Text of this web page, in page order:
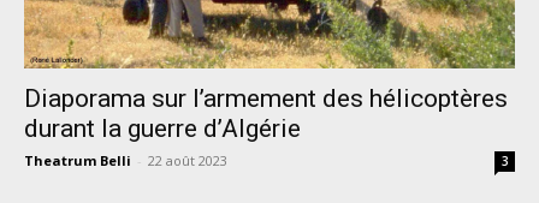
Diaporama sur l’armement des hélicoptères
durant la guerre d’Algérie
Theatrum Belli - 22 août 2023 3